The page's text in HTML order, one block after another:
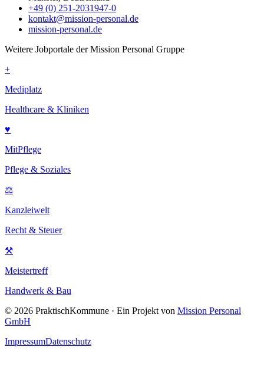
+49 (0) 251-2031947-0
kontakt@mission-personal.de
mission-personal.de
Weitere Jobportale der Mission Personal Gruppe
+
Mediplatz
Healthcare & Kliniken
♥
MitPflege
Pflege & Soziales
⚖
Kanzleiwelt
Recht & Steuer
⚒
Meistertreff
Handwerk & Bau
© 2026 PraktischKommune · Ein Projekt von Mission Personal
GmbH
ImpressumDatenschutz